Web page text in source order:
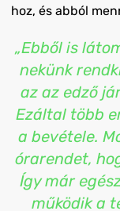
hoz, és abból
„Ebből is
nekünk
az az edző
Ezáltal több
a bevétele.
órarendet,
Így már
működik a